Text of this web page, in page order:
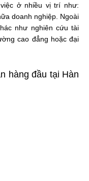
ở nhiều vị trí như:
doanh nghiệp. Ngoài
như nghiên cứu tài
cao đẳng hoặc đại
hàng đầu tại Hàn